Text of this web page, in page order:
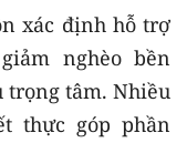
xác định hỗ trợ
nghèo bền
tâm. Nhiều
thực góp phần